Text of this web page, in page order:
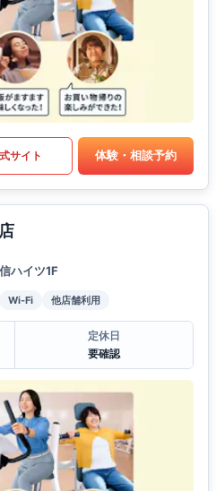
サイト 体験・相談予約
ハイツ1F
Wi-Fi 他店舗利用
定休日
要確認